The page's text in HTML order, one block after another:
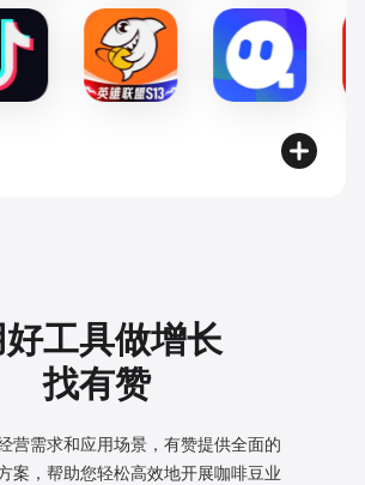
好工具做增长
找有赞
营需求和应用场景，有赞提供全面的
案， 帮助您轻松高效地开展咖啡豆业